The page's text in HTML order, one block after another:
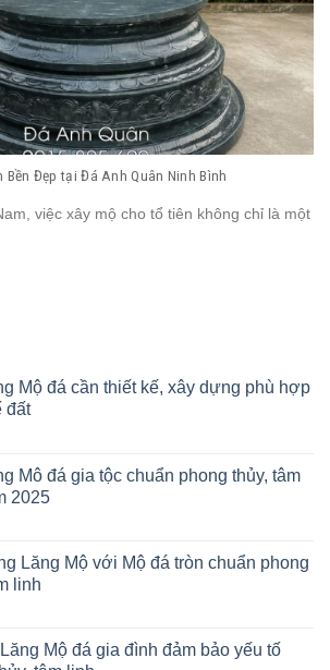
Bền Đẹp tại Đá Anh Quân Ninh Bình
việc xây mộ cho tổ tiên không chỉ là một
Mộ đá cần thiết kế, xây dựng phù hợp
đất
Mô đá gia tộc chuẩn phong thủy, tâm
2025
Lăng Mộ với Mộ đá tròn chuẩn phong
linh
Mộ đá gia đình đảm bảo yếu tố